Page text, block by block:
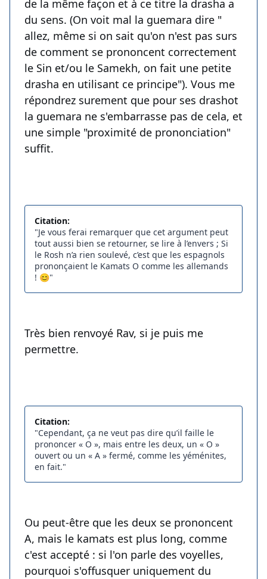
de la même façon et à ce titre la drasha a
du sens. (On voit mal la guemara dire "
allez, même si on sait qu'on n'est pas surs
de comment se prononcent correctement
le Sin et/ou le Samekh, on fait une petite
drasha en utilisant ce principe"). Vous me
répondrez surement que pour ses drashot
la guemara ne s'embarrasse pas de cela, et
une simple "proximité de prononciation"
suffit.
Citation:
"Je vous ferai remarquer que cet argument peut
tout aussi bien se retourner, se lire à l’envers ; Si
le Rosh n’a rien soulevé, c’est que les espagnols
prononçaient le Kamats O comme les allemands
! 😊"
Très bien renvoyé Rav, si je puis me
permettre.
Citation:
"Cependant, ça ne veut pas dire qu’il faille le
prononcer « O », mais entre les deux, un « O »
ouvert ou un « A » fermé, comme les yéménites,
en fait."
Ou peut-être que les deux se prononcent
A, mais le kamats est plus long, comme
c'est accepté : si l'on parle des voyelles,
pourquoi s'offusquer uniquement du